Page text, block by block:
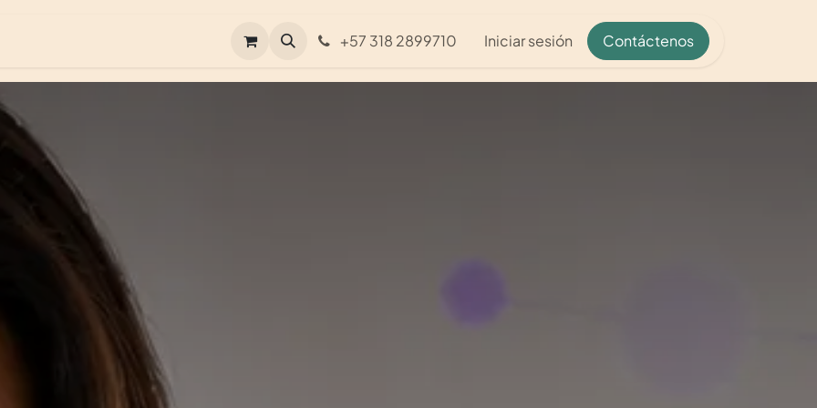
+57 318 2899710 Iniciar sesión Contáctenos